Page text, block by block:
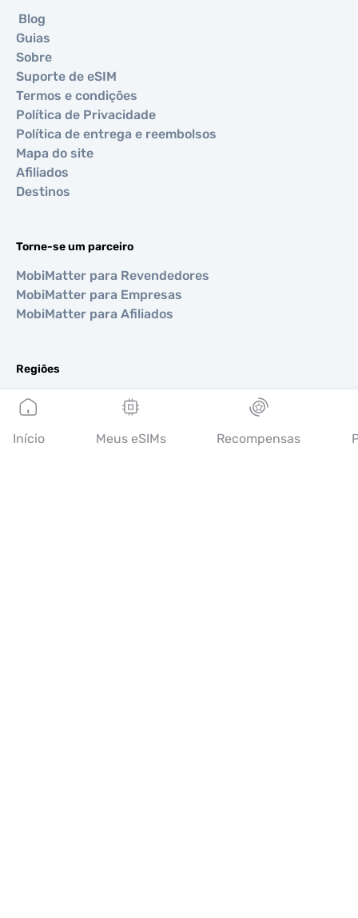
Blog
Guias
Sobre
Suporte de eSIM
Termos e condições
Política de Privacidade
Política de entrega e reembolsos
Mapa do site
Afiliados
Destinos
Torne-se um parceiro
MobiMatter para Revendedores
MobiMatter para Empresas
MobiMatter para Afiliados
Regiões
eSIM para Europa
eSIM para Ásia
eSIM para Américas
Início Meus eSIMs Recompensas